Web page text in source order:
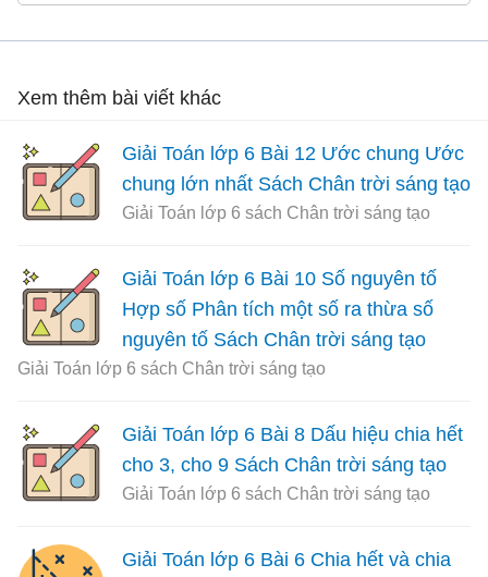
Xem thêm bài viết khác
Giải Toán lớp 6 Bài 12 Ước chung Ước
chung lớn nhất Sách Chân trời sáng tạo
Giải Toán lớp 6 sách Chân trời sáng tạo
Giải Toán lớp 6 Bài 10 Số nguyên tố
Hợp số Phân tích một số ra thừa số
nguyên tố Sách Chân trời sáng tạo
Giải Toán lớp 6 sách Chân trời sáng tạo
Giải Toán lớp 6 Bài 8 Dấu hiệu chia hết
cho 3, cho 9 Sách Chân trời sáng tạo
Giải Toán lớp 6 sách Chân trời sáng tạo
Giải Toán lớp 6 Bài 6 Chia hết và chia